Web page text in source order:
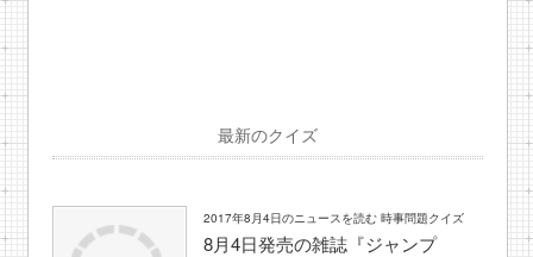
最新のクイズ
2017年8月4日のニュースを読む 時事問題クイズ
8月4日発売の雑誌『ジャンプ